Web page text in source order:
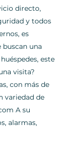
directo,
y todos
es
una
este
visita?
con más de
variedad de
A su
alarmas,